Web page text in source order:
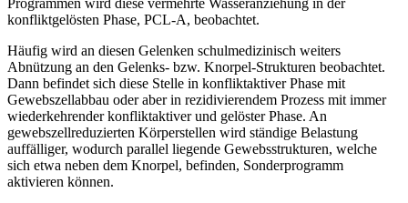
Programmen wird diese vermehrte Wasseranziehung in der
konfliktgelösten Phase, PCL-A, beobachtet.
Häufig wird an diesen Gelenken schulmedizinisch weiters
Abnützung an den Gelenks- bzw. Knorpel-Strukturen beobachtet.
Dann befindet sich diese Stelle in konfliktaktiver Phase mit
Gewebszellabbau oder aber in rezidivierendem Prozess mit immer
wiederkehrender konfliktaktiver und gelöster Phase. An
gewebszellreduzierten Körperstellen wird ständige Belastung
auffälliger, wodurch parallel liegende Gewebsstrukturen, welche
sich etwa neben dem Knorpel, befinden, Sonderprogramm
aktivieren können.